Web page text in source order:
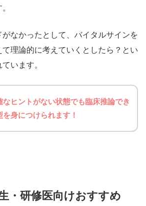
がなかったとして、バイタルサインを
理論的に考えていくとしたら？とい
います。
なヒントがない状態でも臨床推論でき
を身につけられます！
・研修医向けおすすめ